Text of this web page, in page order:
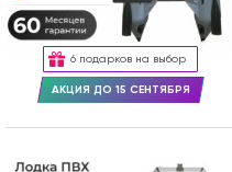
6 подарков на выбор
АКЦИЯ ДО 15 СЕНТЯБРЯ